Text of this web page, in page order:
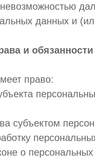
невозможностью
данных и
и
право:
субъектом
о